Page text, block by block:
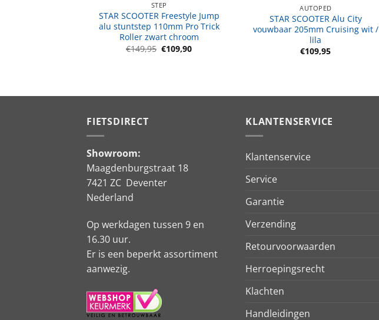
STEP
STAR SCOOTER Freestyle Jump
alu stuntstep 110mm Pro Trick
Roller zwart chroom
€149,95 Oorspronkelijke
€109,90Huidige
AUTOPED
STAR SCOOTER Alu City
vouwbaar 205mm Cruising wit /
lila
€109,95
FIETSDIRECT
Showroom:
Maagdenburgstraat 18
7421 ZC Deventer
Nederland
Op werkdagen tussen 9 en
16.30 uur.
Er is een beperkt assortiment
aanwezig.
KLANTENSERVICE
Klantenservice
Service
Garantie
Verzending
Retourvoorwaarden
Herroepingsrecht
Klachten
Handleidingen